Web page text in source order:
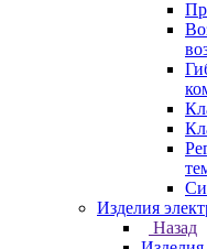
Изделия
Назад